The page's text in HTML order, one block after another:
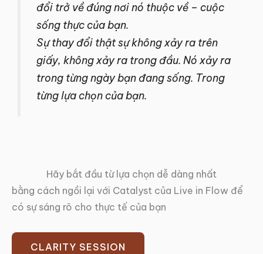
đổi trở về đúng nơi nó thuộc về – cuộc
sống thực của bạn.
Sự thay đổi thật sự không xảy ra trên
giấy, không xảy ra trong đầu. Nó xảy ra
trong từng ngày bạn đang sống. Trong
từng lựa chọn của bạn.
Hãy bắt đầu từ lựa chọn dễ dàng nhất
bằng cách ngồi lại với Catalyst của Live in Flow để
có sự sáng rõ cho thực tế của bạn
CLARITY SESSION